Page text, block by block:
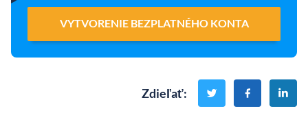
VYTVORENIE BEZPLATNÉHO KONTA
Zdieľať: